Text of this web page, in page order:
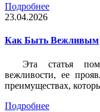
Подробнее
23.04.2026
Как Быть Вежливым
Эта статья
вежливости, ее
преимуществах,
Подробнее